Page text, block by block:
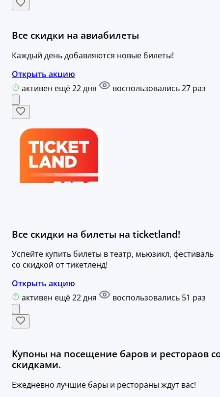
Все скидки на авиабилеты
Каждый день добавляются новые билеты!
Открыть акцию
активен ещё 22 дня
воспользовались 27 раз
Все скидки на билеты на ticketland!
Успейте купить билеты в театр, мьюзикл, фестиваль
со скидкой от тикетленд!
Открыть акцию
активен ещё 22 дня
воспользовались 51 раз
Купоны на посещение баров и рестораов
скидками.
Ежедневно лучшие бары и рестораны ждут вас!